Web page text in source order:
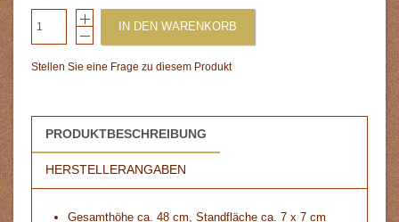
IN DEN WARENKORB
Stellen Sie eine Frage zu diesem Produkt
PRODUKTBESCHREIBUNG
HERSTELLERANGABEN
Gesamthöhe ca. 48 cm, Standfläche ca. 7 x 7 cm